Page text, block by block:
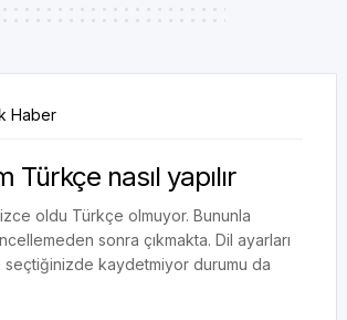
Haber
Türkçe nasıl yapılır
oldu Türkçe olmuyor. Bununla
sonra çıkmakta. Dil ayarları
seçtiğinizde kaydetmiyor durumu da